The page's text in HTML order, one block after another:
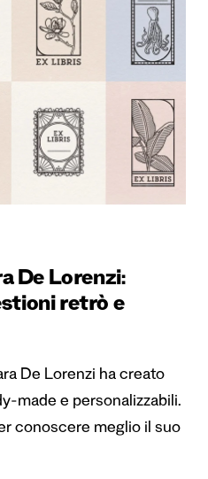
De Lorenzi:
retrò e
De Lorenzi ha creato
made e personalizzabili.
conoscere meglio il suo